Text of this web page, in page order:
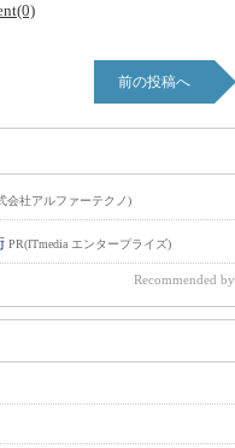
前の投稿へ
会社アルファーテクノ)
PR(ITmedia エンタープライズ)
Recommended by